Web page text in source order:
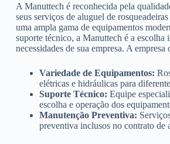
A Manuttech é reconhecida pela
seus serviços de aluguel de
uma ampla gama de equipamentos
suporte técnico, a Manuttech é a escolha
necessidades de sua empresa. A empresa
Variedade de Equipamentos:
elétricas e hidráulicas para
Suporte Técnico: Equipe
escolha e operação dos
Manutenção Preventiva:
preventiva inclusos no contrato de